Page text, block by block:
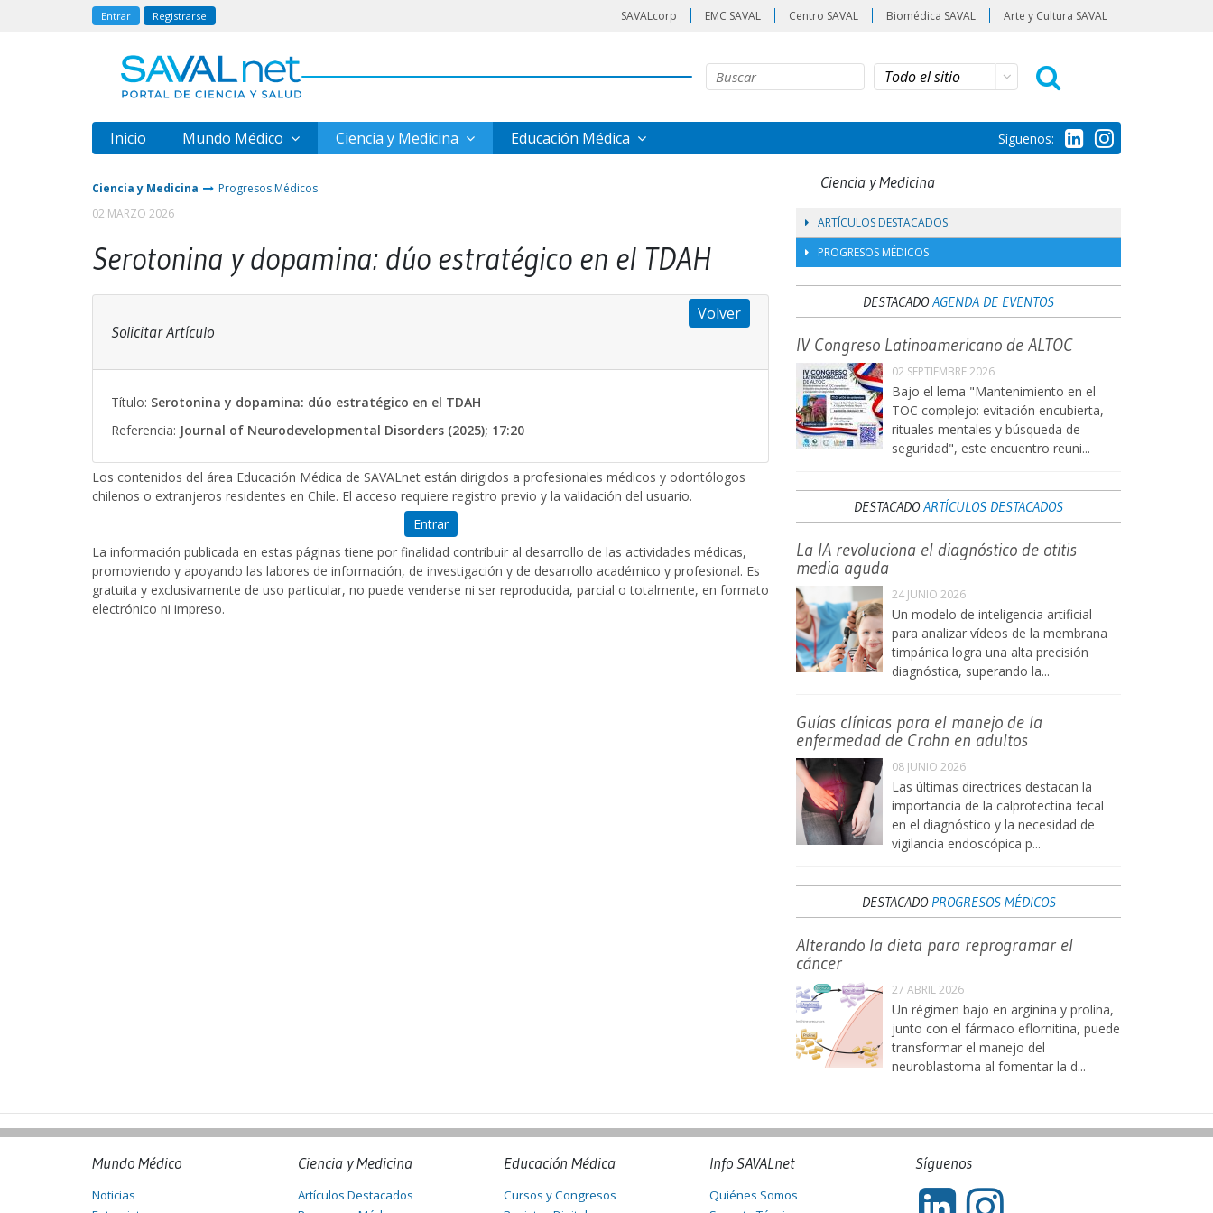
Entrar Registrarse SAVALcorp EMC SAVAL Centro SAVAL Biomédica SAVAL Arte y Cultura SAVAL
Inicio Mundo Médico Ciencia y Medicina Educación Médica Síguenos:
Ciencia y Medicina
Progresos Médicos
02 MARZO 2026
Serotonina y dopamina: dúo estratégico en el TDAH
Solicitar Artículo
Volver
Título: Serotonina y dopamina: dúo estratégico en el TDAH
Referencia: Journal of Neurodevelopmental Disorders (2025); 17:20
Los contenidos del área Educación Médica de SAVALnet están dirigidos a profesionales médicos y odontólogos
chilenos o extranjeros residentes en Chile. El acceso requiere registro previo y la validación del usuario.
Entrar
La información publicada en estas páginas tiene por finalidad contribuir al desarrollo de las actividades médicas,
promoviendo y apoyando las labores de información, de investigación y de desarrollo académico y profesional. Es
gratuita y exclusivamente de uso particular, no puede venderse ni ser reproducida, parcial o totalmente, en formato
electrónico ni impreso.
Ciencia y Medicina
ARTÍCULOS DESTACADOS
PROGRESOS MÉDICOS
DESTACADOAGENDA DE EVENTOS
IV Congreso Latinoamericano de ALTOC
02 SEPTIEMBRE 2026
Bajo el lema "Mantenimiento en el
TOC complejo: evitación encubierta,
rituales mentales y búsqueda de
seguridad", este encuentro reuni...
DESTACADOARTÍCULOS DESTACADOS
La IA revoluciona el diagnóstico de otitis
media aguda
24 JUNIO 2026
Un modelo de inteligencia artificial
para analizar vídeos de la membrana
timpánica logra una alta precisión
diagnóstica, superando la...
Guías clínicas para el manejo de la
enfermedad de Crohn en adultos
08 JUNIO 2026
Las últimas directrices destacan la
importancia de la calprotectina fecal
en el diagnóstico y la necesidad de
vigilancia endoscópica p...
DESTACADO PROGRESOS MÉDICOS
Alterando la dieta para reprogramar el
cáncer
27 ABRIL 2026
Un régimen bajo en arginina y prolina,
junto con el fármaco eflornitina, puede
transformar el manejo del
neuroblastoma al fomentar la d...
Mundo Médico
Noticias
Ciencia y Medicina
Artículos Destacados
Educación Médica
Cursos y Congresos
Info SAVALnet
Quiénes Somos
Síguenos